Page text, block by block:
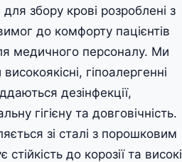
збору крові розроблені з
до комфорту пацієнтів
медичного персоналу. Ми
гіпоалергенні
дезінфекції,
гігієну та довговічність.
зі сталі з порошковим
до корозії та високі